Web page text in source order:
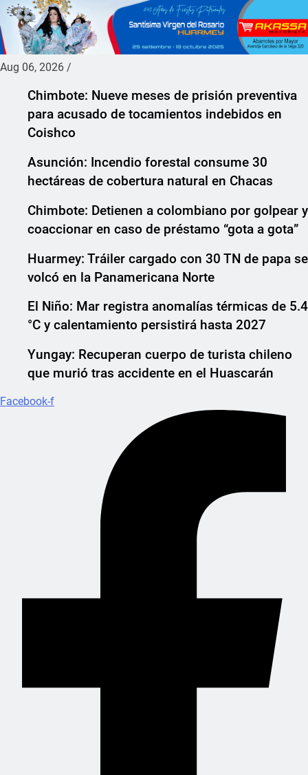
Aug 06, 2026 /
Chimbote: Nueve meses de prisión preventiva
para acusado de tocamientos indebidos en
Coishco
Asunción: Incendio forestal consume 30
hectáreas de cobertura natural en Chacas
Chimbote: Detienen a colombiano por golpear y
coaccionar en caso de préstamo “gota a gota”
Huarmey: Tráiler cargado con 30 TN de papa se
volcó en la Panamericana Norte
El Niño: Mar registra anomalías térmicas de 5.4
°C y calentamiento persistirá hasta 2027
Yungay: Recuperan cuerpo de turista chileno
que murió tras accidente en el Huascarán
Facebook-f